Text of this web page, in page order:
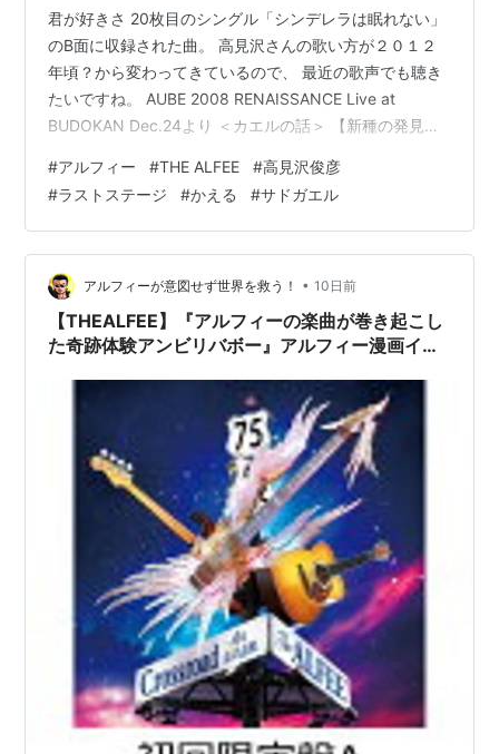
君が好きさ 20枚目のシングル「シンデレラは眠れない」
のB面に収録された曲。 高見沢さんの歌い方が２０１２
年頃？から変わってきているので、 最近の歌声でも聴き
たいですね。 AUBE 2008 RENAISSANCE Live at
BUDOKAN Dec.24より ＜カエルの話＞ 【新種の発見】
ガエルか？」と いうカエルを発見し、１９９９年、ツチ
ガエルの研究者に写真を送った 人がいました。外観は
「背中の色や模様はツチガエルだが…？」という ことで
した。「黄色いお腹、全体がすべすべしていて、鳴嚢を
もたず、 顎の下の黒斑がない」という点が、日本列…
#アルフィー #THE ALFEE #高見沢俊彦
#ラストステージ #かえる #サドガエル
アルフィーが意図せず世界を救う！ • 10日前
【THEALFEE】『アルフィーの楽曲が巻き起こし
た奇跡体験アンビリバボー』アルフィー漫画イラ